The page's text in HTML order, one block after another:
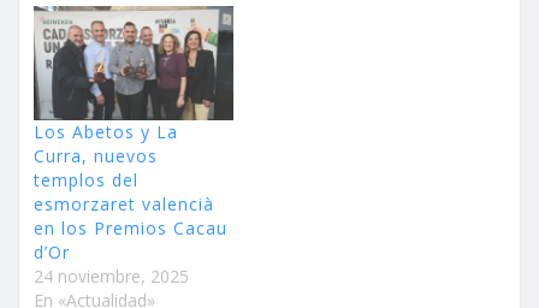
Los Abetos y La
Curra, nuevos
templos del
esmorzaret valencià
en los Premios Cacau
d’Or
24 noviembre, 2025
En «Actualidad»